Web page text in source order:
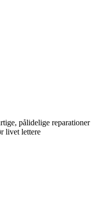
pålidelige reparationer
livet lettere